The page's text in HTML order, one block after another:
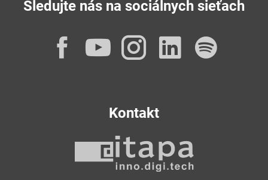
Sledujte nás na sociálnych sieťach
Facebook
YouTube
Instagram
Kontakt